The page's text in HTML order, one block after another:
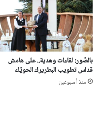
بالصّور: لقاءات وهدية.. على هامش
قداس تطويب البطريرك الحويّك
منذ أسبوعين